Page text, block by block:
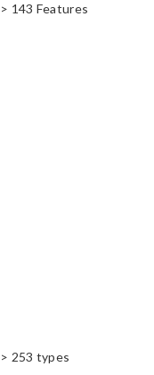
> 143 Features
> 253 types